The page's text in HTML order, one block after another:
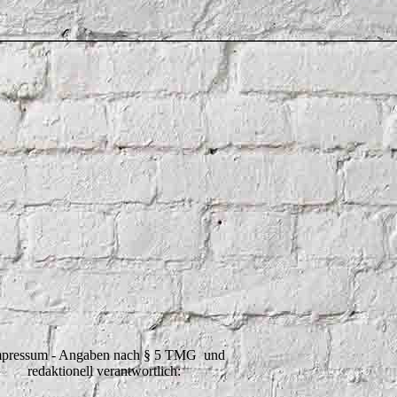
- Angaben nach § 5 TMG und
redaktionell verantwortlich: